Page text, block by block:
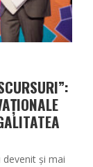
și mai